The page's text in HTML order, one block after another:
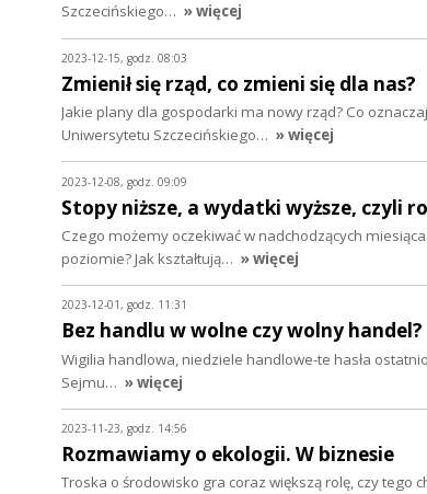
Szczecińskiego… » więcej
2023-12-15, godz. 08:03
Zmienił się rząd, co zmieni się dla nas?
Jakie plany dla gospodarki ma nowy rząd? Co
Uniwersytetu Szczecińskiego… » więcej
2023-12-08, godz. 09:09
Stopy niższe, a wydatki wyższe, czyli
Czego możemy oczekiwać w nadchodzących
poziomie? Jak kształtują… » więcej
2023-12-01, godz. 11:31
Bez handlu w wolne czy wolny handel?
Wigilia handlowa, niedziele handlowe-te hasła
Sejmu… » więcej
2023-11-23, godz. 14:56
Rozmawiamy o ekologii. W biznesie
Troska o środowisko gra coraz większą rolę, czy tego